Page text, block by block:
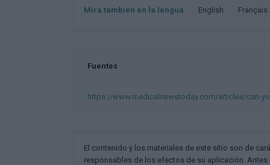
Mira también en la lengua english français
Fuentes
https://www.medicalnewstoday.com/articles/can-
El contenido y los materiales de este sitio son de
responsables de los efectos de su aplicación.